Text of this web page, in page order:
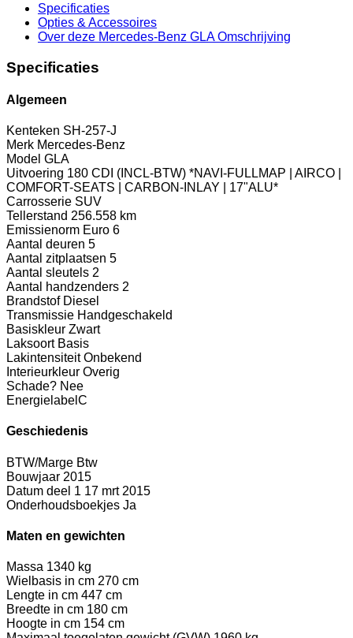
Specificaties
Opties & Accessoires
Over deze Mercedes-Benz GLA Omschrijving
Specificaties
Algemeen
Kenteken SH-257-J
Merk Mercedes-Benz
Model GLA
Uitvoering 180 CDI (INCL-BTW) *NAVI-FULLMAP | AIRCO |
COMFORT-SEATS | CARBON-INLAY | 17"ALU*
Carrosserie SUV
Tellerstand 256.558 km
Emissienorm Euro 6
Aantal deuren 5
Aantal zitplaatsen 5
Aantal sleutels 2
Aantal handzenders 2
Brandstof Diesel
Transmissie Handgeschakeld
Basiskleur Zwart
Laksoort Basis
Lakintensiteit Onbekend
Interieurkleur Overig
Schade? Nee
Energielabel C
Geschiedenis
BTW/Marge Btw
Bouwjaar 2015
Datum deel 1 17 mrt 2015
Onderhoudsboekjes Ja
Maten en gewichten
Massa 1340 kg
Wielbasis in cm 270 cm
Lengte in cm 447 cm
Breedte in cm 180 cm
Hoogte in cm 154 cm